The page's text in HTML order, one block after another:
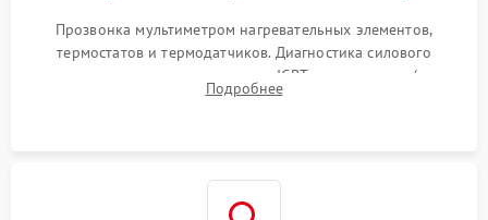
Прозвонка мультиметром нагревательных элементов,
термостатов и термодатчиков. Диагностика силового
модуля, реле, диодных мостов и IGBT-транзисторов (для
индукции). Проверка кранов и газ-контроля (для газовых
Подробнее